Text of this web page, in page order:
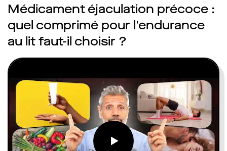
Médicament éjaculation précoce :
quel comprimé pour l'endurance
au lit faut-il choisir ?